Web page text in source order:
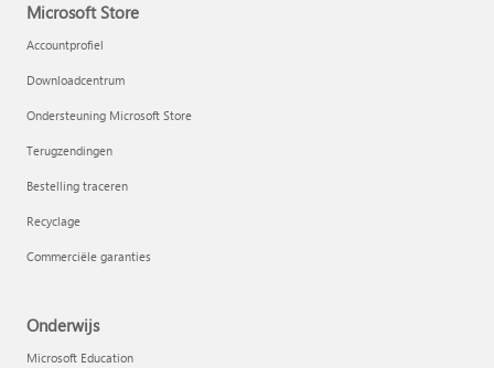
Microsoft Store
Accountprofiel
Downloadcentrum
Ondersteuning Microsoft Store
Terugzendingen
Bestelling traceren
Recyclage
Commerciële garanties
Onderwijs
Microsoft Education